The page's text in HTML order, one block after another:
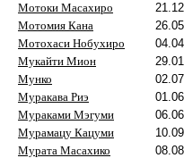
Мотоки Масахиро
Мотомия Кана
Мотохаси Нобухиро
Мукайти Мион
Мунко
Муракава Риэ
Мураками Мэгуми
Мурамацу Кацуми
Мурата Масахико